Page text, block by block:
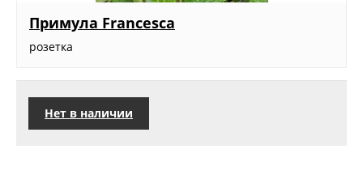
Примула Francesca
розетка
Нет в наличии